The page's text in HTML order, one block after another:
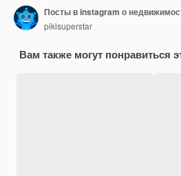
Посты в instagram о
pikisuperstar
Вам также могут понравиться